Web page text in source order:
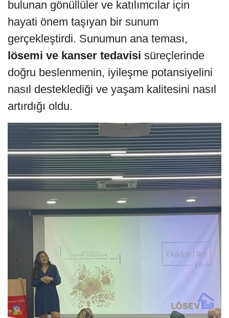
bulunan gönüllüler ve katılımcılar için
hayati önem taşıyan bir sunum
gerçekleştirdi. Sunumun ana teması,
lösemi ve kanser tedavisi süreçlerinde
doğru beslenmenin, iyileşme potansiyelini
nasıl desteklediği ve yaşam kalitesini nasıl
artırdığı oldu.